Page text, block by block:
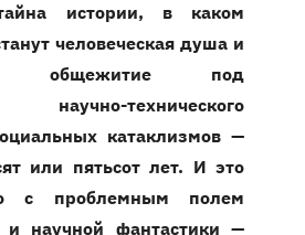
истории, в каком
человеческая душа и
общежитие под
научно-технического
катаклизмов —
или пятьсот лет. И это
с проблемным полем
научной фантастики —